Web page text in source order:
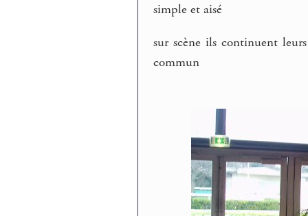
simple et aisé
sur scène ils continuent
commun